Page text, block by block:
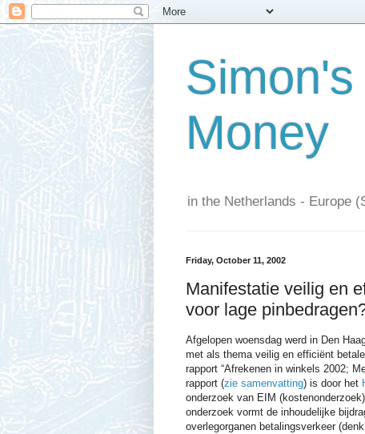
Money
in the Netherlands - Europe
Friday, October 11, 2002
Manifestatie veilig en
voor lage
Afgelopen woensdag werd in Den
met als thema veilig en efficiënt
rapport “Afrekenen in winkels 2002;
rapport (zie samenvatting) is door het
onderzoek van EIM
onderzoek vormt de inhoudelijke
overlegorganen betalingsverkeer